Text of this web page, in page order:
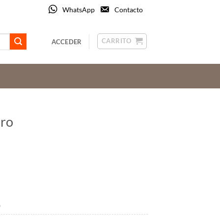
WhatsApp Contacto
ACCEDER CARRITO